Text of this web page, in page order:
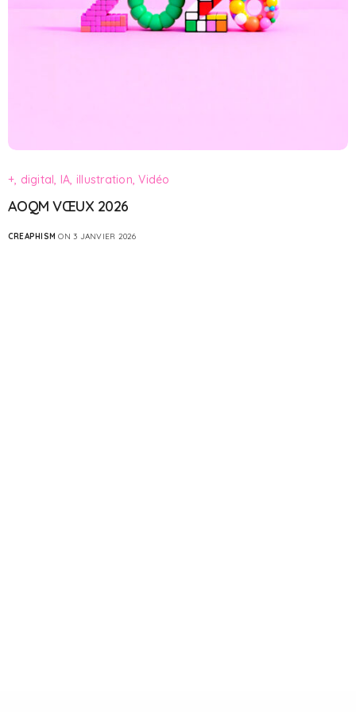
+, digital, IA, illustration, Vidéo
AOQM VŒUX 2026
CREAPHISM ON 3 JANVIER 2026